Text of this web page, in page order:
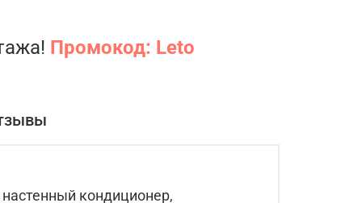
Промокод: Leto
кондиционер,